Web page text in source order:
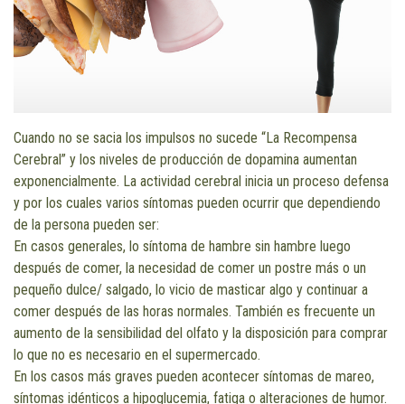
Cuando no se sacia los impulsos no sucede “La Recompensa
Cerebral” y los niveles de producción de dopamina aumentan
exponencialmente. La actividad cerebral inicia un proceso defensa
y por los cuales varios síntomas pueden ocurrir que dependiendo
de la persona pueden ser:
En casos generales, lo síntoma de hambre sin hambre luego
después de comer, la necesidad de comer un postre más o un
pequeño dulce/ salgado, lo vicio de masticar algo y continuar a
comer después de las horas normales. También es frecuente un
aumento de la sensibilidad del olfato y la disposición para comprar
lo que no es necesario en el supermercado.
En los casos más graves pueden acontecer síntomas de mareo,
síntomas idénticos a hipoglucemia, fatiga o alteraciones de humor.